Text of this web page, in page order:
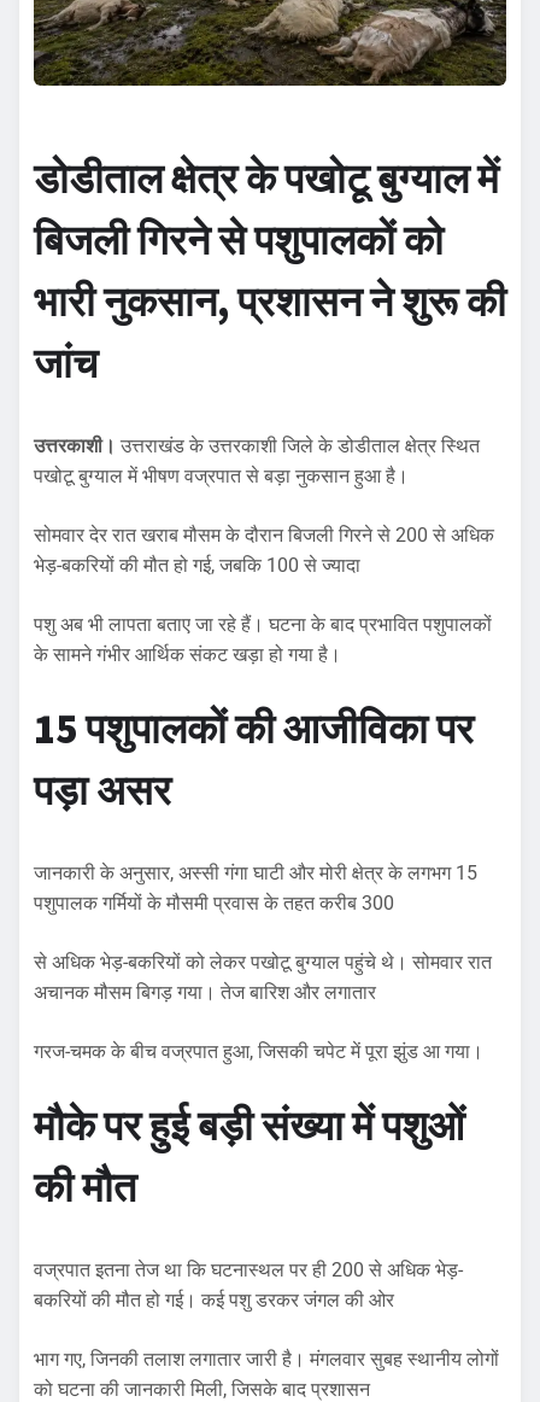
डोडीताल क्षेत्र के पखोटू बुग्याल में
बिजली गिरने से पशुपालकों को
भारी नुकसान, प्रशासन ने शुरू की
जांच
उत्तरकाशी। उत्तराखंड के उत्तरकाशी जिले के डोडीताल क्षेत्र स्थित
पखोटू बुग्याल में भीषण वज्रपात से बड़ा नुकसान हुआ है।
सोमवार देर रात खराब मौसम के दौरान बिजली गिरने से 200 से अधिक
भेड़-बकरियों की मौत हो गई, जबकि 100 से ज्यादा
पशु अब भी लापता बताए जा रहे हैं। घटना के बाद प्रभावित पशुपालकों
के सामने गंभीर आर्थिक संकट खड़ा हो गया है।
15 पशुपालकों की आजीविका पर
पड़ा असर
जानकारी के अनुसार, अस्सी गंगा घाटी और मोरी क्षेत्र के लगभग 15
पशुपालक गर्मियों के मौसमी प्रवास के तहत करीब 300
से अधिक भेड़-बकरियों को लेकर पखोटू बुग्याल पहुंचे थे। सोमवार रात
अचानक मौसम बिगड़ गया। तेज बारिश और लगातार
गरज-चमक के बीच वज्रपात हुआ, जिसकी चपेट में पूरा झुंड आ गया।
मौके पर हुई बड़ी संख्या में पशुओं
की मौत
वज्रपात इतना तेज था कि घटनास्थल पर ही 200 से अधिक भेड़-
बकरियों की मौत हो गई। कई पशु डरकर जंगल की ओर
भाग गए, जिनकी तलाश लगातार जारी है। मंगलवार सुबह स्थानीय लोगों
को घटना की जानकारी मिली, जिसके बाद प्रशासन